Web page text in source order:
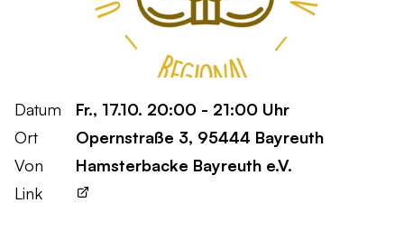
Datum
Fr., 17.10. 20:00 - 21:00 Uhr
Ort
Opernstraße 3, 95444 Bayreuth
Von
Hamsterbacke Bayreuth e.V.
Link